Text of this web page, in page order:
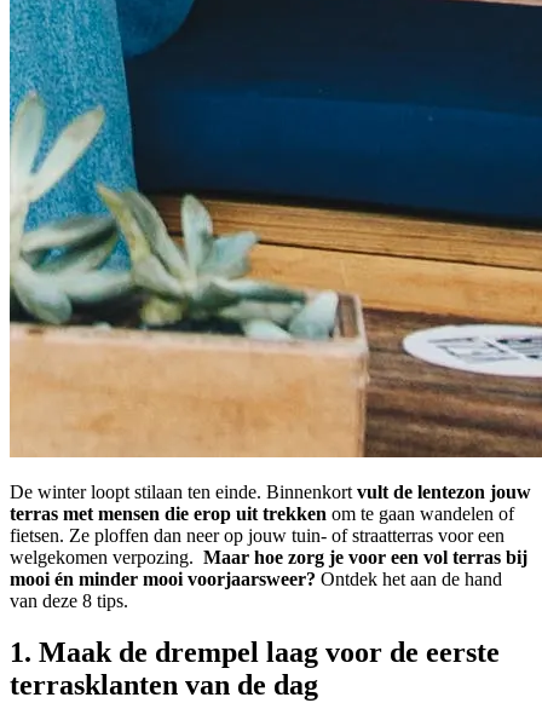
De winter loopt stilaan ten einde. Binnenkort vult de lentezon jouw
terras met mensen die erop uit trekken om te gaan wandelen of
fietsen. Ze ploffen dan neer op jouw tuin- of straatterras voor een
welgekomen verpozing. Maar hoe zorg je voor een vol terras bij
mooi én minder mooi voorjaarsweer? Ontdek het aan de hand
van deze 8 tips.
1. Maak de drempel laag voor de eerste
terrasklanten van de dag